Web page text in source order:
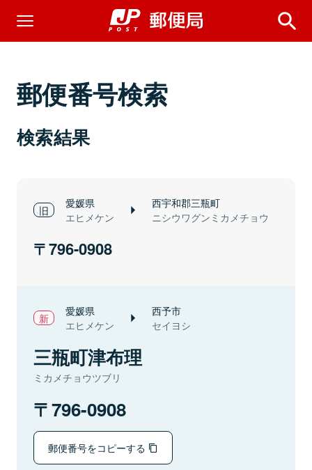
郵便番号検索
検索結果
愛媛県
エヒメケン
西宇和郡三瓶町
ニシウワグンミカメチョウ
796-0908
愛媛県
エヒメケン
西予市
セイヨシ
三瓶町津布理
ミカメチョウツブリ
796-0908
郵便番号をコピーする